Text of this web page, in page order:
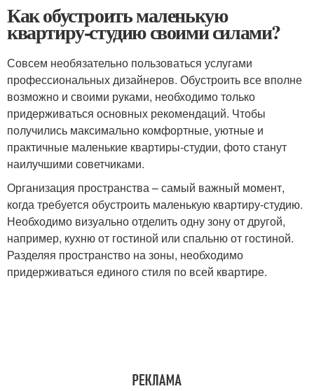
Как обустроить маленькую
квартиру-студию своими силами?
Совсем необязательно пользоваться услугами
профессиональных дизайнеров. Обустроить все вполне
возможно и своими руками, необходимо только
придерживаться основных рекомендаций. Чтобы
получились максимально комфортные, уютные и
практичные маленькие квартиры-студии, фото станут
наилучшими советчиками.
Организация пространства – самый важный момент,
когда требуется обустроить маленькую квартиру-студию.
Необходимо визуально отделить одну зону от другой,
например, кухню от гостиной или спальню от гостиной.
Разделяя пространство на зоны, необходимо
придерживаться единого стиля по всей квартире.